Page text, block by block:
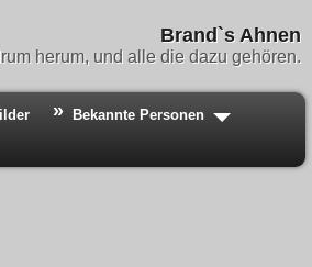
Brand`s Ahnen
herum, und alle die dazu gehören.
Bekannte Personen